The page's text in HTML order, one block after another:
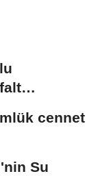
cennet
Su